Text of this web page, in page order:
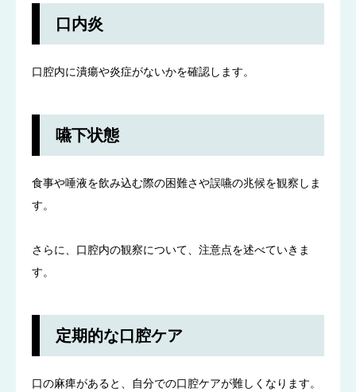
口内炎
口腔内に潰瘍や炎症がないかを確認します。
嚥下状態
食事や唾液を飲み込む際の困難さや誤嚥の兆候を観察しま
す。
さらに、口腔内の観察について、注意点を述べていきま
す。
定期的な口腔ケア
口の麻痺があると、自分での口腔ケアが難しくなります。